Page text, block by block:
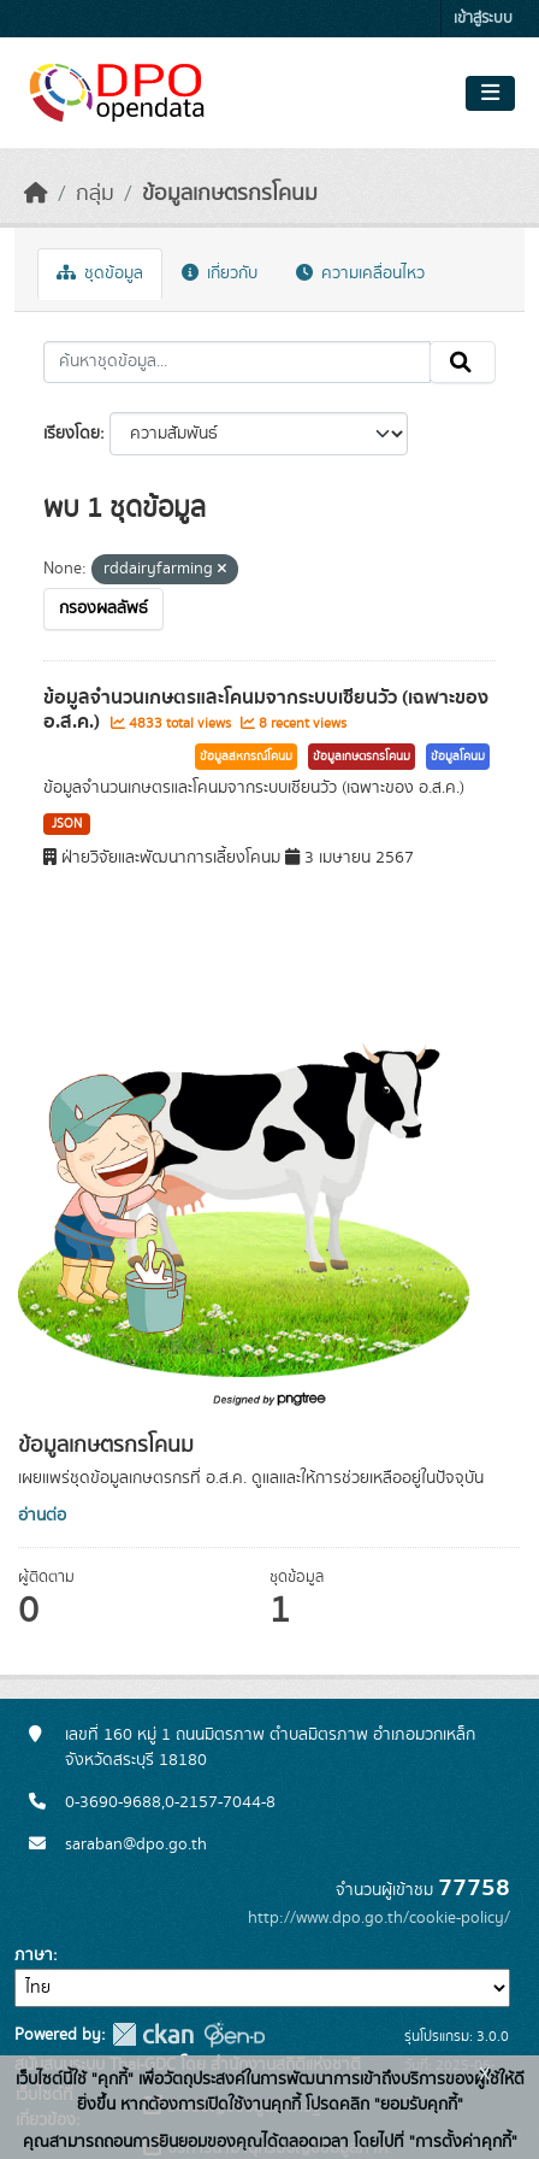
เข้าสู่ระบบ
กลุ่ม ข้อมูลเกษตรกรโคนม
ข้อมูลเกษตรกรโคนม
เผยแพร่ชุดข้อมูลเกษตรกรที่ อ.ส.ค. ดูแลและให้การช่วยเหลืออยู่ในปัจจุบัน
อ่านต่อ
ผู้ติดตาม
0
ชุดข้อมูล
1
ชุดข้อมูล เกี่ยวกับ ความเคลื่อนไหว
เรียงโดย
พบ 1 ชุดข้อมูล
None:
rddairyfarming
กรองผลลัพธ์
ข้อมูลจำนวนเกษตรและโคนมจากระบบเซียนวัว (เฉพาะของ
อ.ส.ค.) 4833 total views 8 recent views
ข้อมูลสหกรณ์โคนม ข้อมูลเกษตรกรโคนม ข้อมูลโคนม
ข้อมูลจำนวนเกษตรและโคนมจากระบบเซียนวัว (เฉพาะของ อ.ส.ค.)
JSON
ฝ่ายวิจัยและพัฒนาการเลี้ยงโคนม 3 เมษายน 2567
เลขที่ 160 หมู่ 1 ถนนมิตรภาพ ตำบลมิตรภาพ อำเภอมวกเหล็ก
จังหวัดสระบุรี 18180
0-3690-9688,0-2157-7044-8
saraban@dpo.go.th
จำนวนผู้เข้าชม 77758
http://www.dpo.go.th/cookie-policy/
ภาษา
Powered by:
สนับสนุนระบบ Thai-GDC โดย สำนักงานสถิติแห่งชาติ
เว็บไซต์ที่
เกี่ยวข้อง:
ระบบบัญชีข้อมูลภาครัฐ
บริการนามานุกรมบัญชีข้อมูลภาค
รุ่นโปรแกรม: 3.0.0
วันที่: 2025-06-
26
เว็บไซต์นี้ใช้ "คุกกี้" เพื่อวัตถุประสงค์ในการพัฒนาการเข้าถึงบริการของผู้ใช้ให้ดี
ยิ่งขึ้น หากต้องการเปิดใช้งานคุกกี้ โปรดคลิก "ยอมรับคุกกี้"
คุณสามารถถอนการยินยอมของคุณได้ตลอดเวลา โดยไปที่ "การตั้งค่าคุกกี้"
x